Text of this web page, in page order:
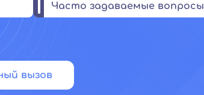
Часто задаваемые вопросы
вызов